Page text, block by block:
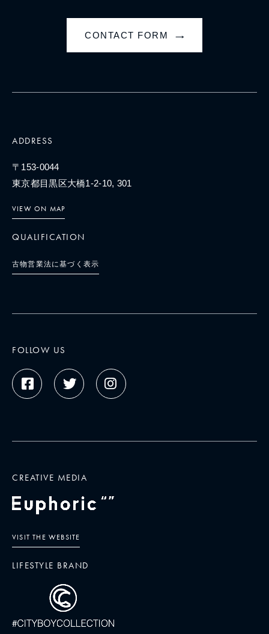
CONTACT FORM →
ADDRESS
〒153-0044
東京都目黒区大橋1-2-10, 301
VIEW ON MAP
QUALIFICATION
古物営業法に基づく表示
FOLLOW US
CREATIVE MEDIA
VISIT THE WEBSITE
LIFESTYLE BRAND